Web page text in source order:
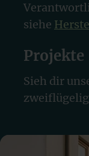
siehe
Projekte
Sieh dir